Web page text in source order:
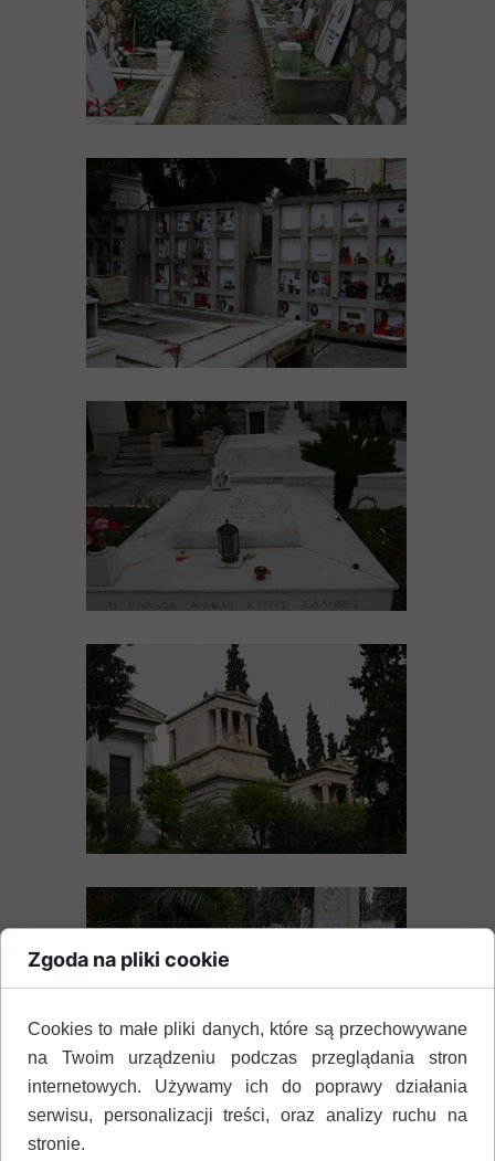
Zgoda na pliki cookie
Cookies to małe pliki danych, które są przechowywane
na Twoim urządzeniu podczas przeglądania stron
internetowych. Używamy ich do poprawy działania
serwisu, personalizacji treści, oraz analizy ruchu na
stronie.